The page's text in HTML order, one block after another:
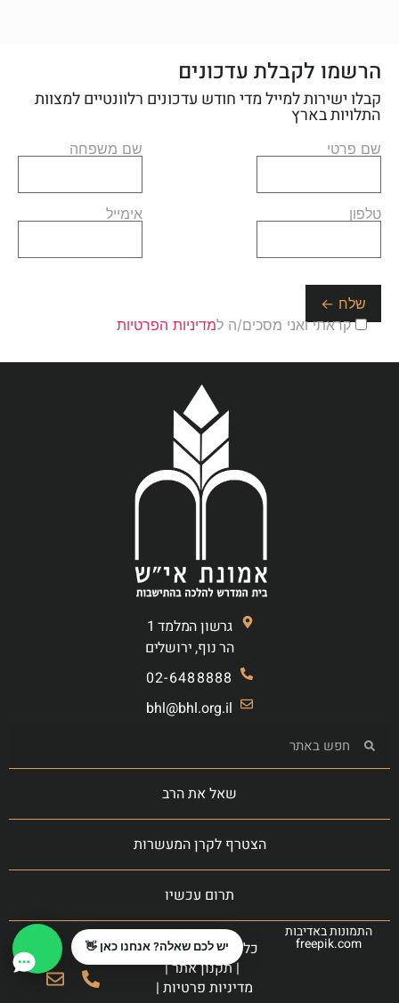
הרשמו לקבלת עדכונים
קבלו ישירות למייל מדי חודש עדכונים רלוונטיים למצוות
התלויות בארץ
שם פרטי שם משפחה
טלפון אימייל
קראתי ואני מסכים/ה למדיניות הפרטיות
גרשון המלמד 1
הר נוף, ירושלים
02-6488888
bhl@bhl.org.il
שאל את הרב
הצטרף לקרן המעשרות
תרום עכשיו
התמונות באדיבות
freepik.com
כל הזכויות שמורות
|תקנון אתר|
מדיניות פרטיות |
יש לכם שאלה? אנחנו כאן 👋